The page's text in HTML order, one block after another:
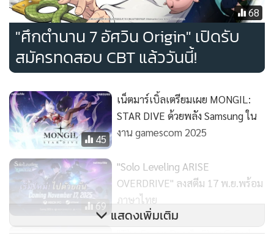
MONGIL: STAR DIVE ภาคต่อของเกมมือถือ RPG สุดโปรด
อย่าง Monster Taming ปี 2013 ที่ทุกคนรอคอย พร้อมที่จะนำ
เสนอประสบการณ์เกมที่สวยงามที่พัฒนาโดย Unreal Engine 5
และระบบการต่อสู้สุดพิเศษอิงตามการเล่นแท็กเปลี่ยนตัวละคร
โดยที่ผู้เล่นควบคุมกลุ่มตัวละครสามตัวในการต่อสู้ที่รวดเร็วและมี
ชีวิตชีวา หัวใจหลักของเกมคือระบบการรวบรวมสะสมมอนส
เตอร์ ให้ผู้เล่นได้ฝึกฝน, สะสม, และประกอบสิ่งมีชีวิตสุดอัศจรรย์
ที่หลากหลาย
หลังจากเปิดตัวสู่สาธารณะโดยได้รับเสียงตอบรับเป็นอย่างดีใน
งาน gamescom 2025 เมื่อเดือนสิงหาคมที่ผ่านมา เกม
MONGIL: STAR DIVE จะได้พบกับแฟน ๆ ทั่วโลกในญี่ปุ่นเป็น
68
"ศึกตำนาน 7 อัศวิน Origin" เปิดรับ
สมัครทดสอบ CBT แล้ววันนี้!
45
เน็ตมาร์เบิ้ลเตรียมเผย MONGIL:
STAR DIVE ด้วยพลัง Samsung ใน
งาน gamescom 2025
69
"Solo Leveling ARISE
OVERDRIVE" ลงสตีม 17 พ.ย.พร้อม
ภาษาไทย
"The Seven Deadly Sins: Grand
แสดงเพิ่มเติม